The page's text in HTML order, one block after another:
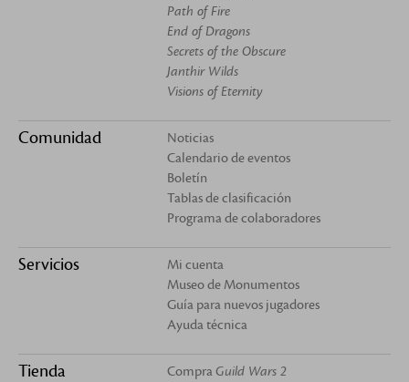
Path of Fire
End of Dragons
Secrets of the Obscure
Janthir Wilds
Visions of Eternity
Comunidad
Noticias
Calendario de eventos
Boletín
Tablas de clasificación
Programa de colaboradores
Servicios
Mi cuenta
Museo de Monumentos
Guía para nuevos jugadores
Ayuda técnica
Tienda CompraGuild Wars 2